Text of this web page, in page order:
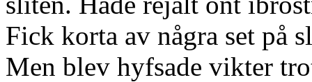
Fick korta av några set på
Men blev hyfsade vikter